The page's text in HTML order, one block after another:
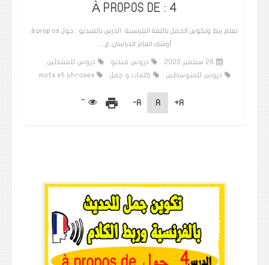
4 : À PROPOS DE
تعلم ربط وتكوين الجمل باللغة الفرنسية الدرس بالفيديو : حول à prop os
أوشك العام الدراسي ع…
28 سبتمبر 2020 دروس فيديو
دروس للمبتدئين
دروس للمتوسطين
كلمات و جمل mots et phrases
A+
A
A-
print